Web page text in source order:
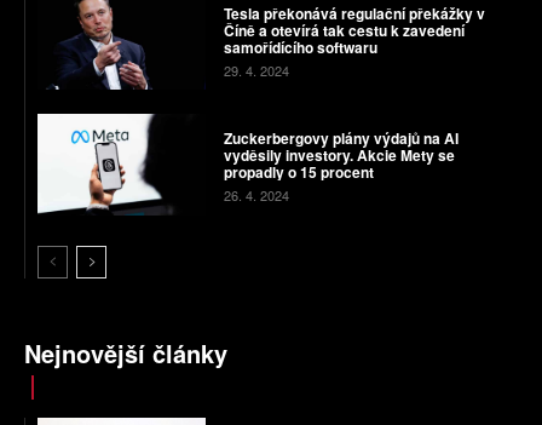
Tesla překonává regulační překážky v
Číně a otevírá tak cestu k zavedení
samořídícího softwaru
29. 4. 2024
Zuckerbergovy plány výdajů na AI
vyděsily investory. Akcie Mety se
propadly o 15 procent
26. 4. 2024
Nejnovější články